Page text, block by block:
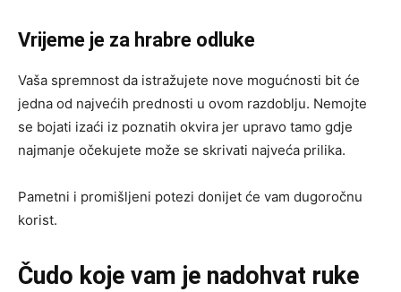
Vrijeme je za hrabre odluke
Vaša spremnost da istražujete nove mogućnosti bit će
jedna od najvećih prednosti u ovom razdoblju. Nemojte
se bojati izaći iz poznatih okvira jer upravo tamo gdje
najmanje očekujete može se skrivati najveća prilika.
Pametni i promišljeni potezi donijet će vam dugoročnu
korist.
Čudo koje vam je nadohvat ruke